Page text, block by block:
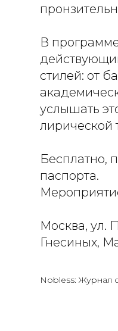
В
стилей: от
услышать
лирической
Бесплатно,
паспорта.
Москва, ул.
Гнесиных,
Nobless: Журнал